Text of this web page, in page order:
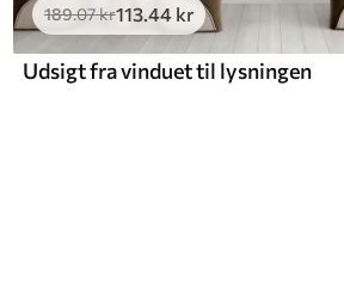
189.07kr113.44 kr
Udsigt fra vinduet til lysningen